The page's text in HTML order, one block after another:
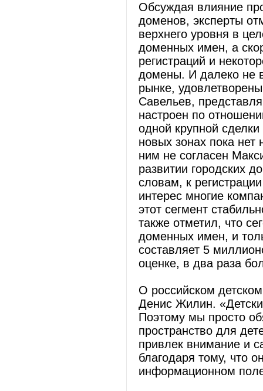
Обсуждая влияние
доменов, эксперты
верхнего уровня в
доменных имен, а
регистраций и
домены. И далеко не
рынке,
Савельев,
настроен по
одной крупной
новых зонах пока нет
ним не согласен
развитии городских
словам, к
интерес многие
этот сегмент
также отметил, что
доменных имен, и
составляет 5
оценке, в два раза
О российском
Денис Жилин.
Поэтому мы просто
пространство для
привлек внимание и
благодаря тому, что
информационном